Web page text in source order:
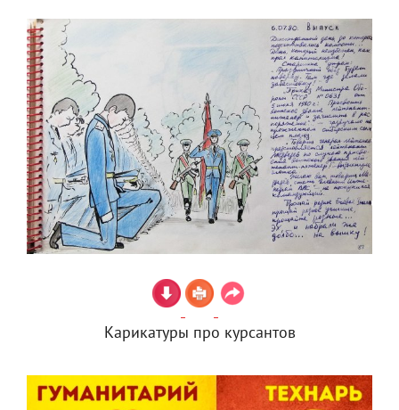
Карикатуры про курсантов